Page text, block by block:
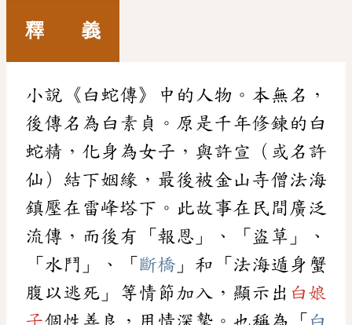
釋 義
小說《白蛇傳》中的人物。本無名，
後傳名為白素貞。原是千年修鍊的白
蛇精，化身為女子，與許宣（或名許
仙）結下姻緣，最後被金山寺僧法海
鎮壓在雷峰塔下。此故事在民間廣泛
流傳，而後有「報恩」、「盜草」、
「水鬥」、「 斷橋 」和「法海遁身蟹
腹以逃死」等情節加入，顯示出 白娘
子個性善良，用情深摯。也稱為「 白